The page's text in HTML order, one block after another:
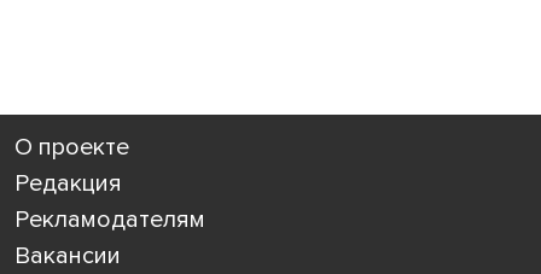
О проекте
Редакция
Рекламодателям
Вакансии